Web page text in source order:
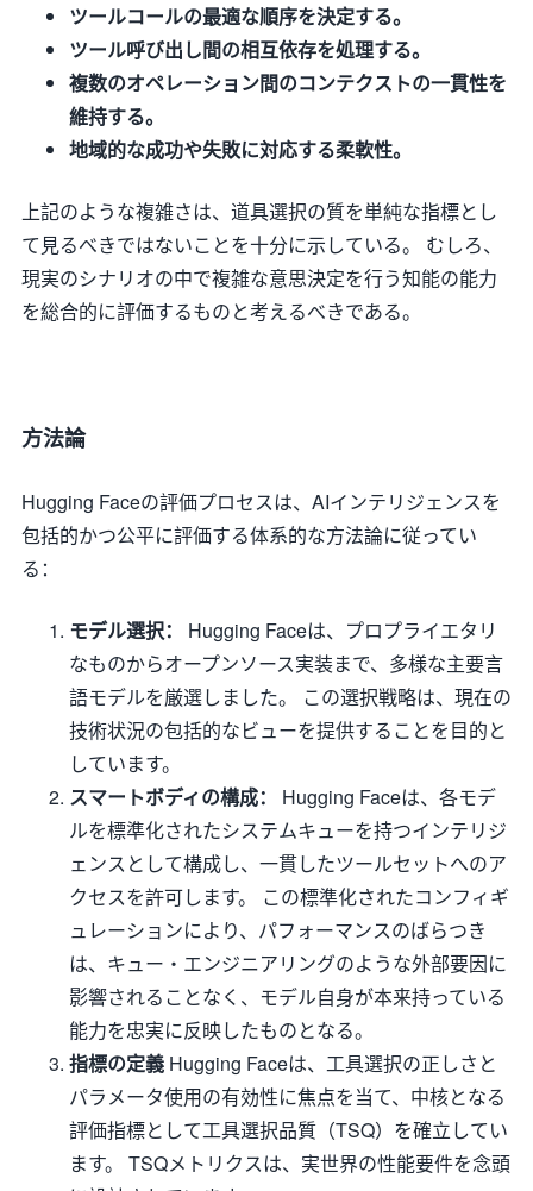
ツールコールの最適な順序を決定する。
ツール呼び出し間の相互依存を処理する。
複数のオペレーション間のコンテクストの一貫性を
維持する。
地域的な成功や失敗に対応する柔軟性。
上記のような複雑さは、道具選択の質を単純な指標とし
て見るべきではないことを十分に示している。 むしろ、
現実のシナリオの中で複雑な意思決定を行う知能の能力
を総合的に評価するものと考えるべきである。
方法論
Hugging Faceの評価プロセスは、AIインテリジェンスを
包括的かつ公平に評価する体系的な方法論に従ってい
る：
モデル選択：
Hugging Faceは、プロプライエタリ
なものからオープンソース実装まで、多様な主要言
語モデルを厳選しました。 この選択戦略は、現在の
技術状況の包括的なビューを提供することを目的と
しています。
スマートボディの構成：
Hugging Faceは、各モデ
ルを標準化されたシステムキューを持つインテリジ
ェンスとして構成し、一貫したツールセットへのア
クセスを許可します。 この標準化されたコンフィギ
ュレーションにより、パフォーマンスのばらつき
は、キュー・エンジニアリングのような外部要因に
影響されることなく、モデル自身が本来持っている
能力を忠実に反映したものとなる。
指標の定義 Hugging Faceは、工具選択の正しさと
パラメータ使用の有効性に焦点を当て、中核となる
評価指標として工具選択品質（TSQ）を確立してい
ます。 TSQメトリクスは、実世界の性能要件を念頭